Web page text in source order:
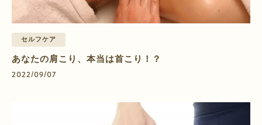
セルフケア
あなたの肩こり、本当は首こり！？
2022/09/07